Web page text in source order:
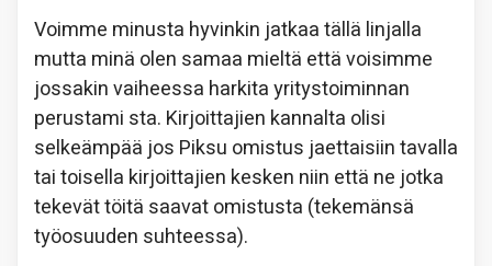
Voimme minusta hyvinkin jatkaa tällä linjalla
mutta minä olen samaa mieltä että voisimme
jossakin vaiheessa harkita yritystoiminnan
perustami sta. Kirjoittajien kannalta olisi
selkeämpää jos Piksu omistus jaettaisiin tavalla
tai toisella kirjoittajien kesken niin että ne jotka
tekevät töitä saavat omistusta (tekemänsä
työosuuden suhteessa).